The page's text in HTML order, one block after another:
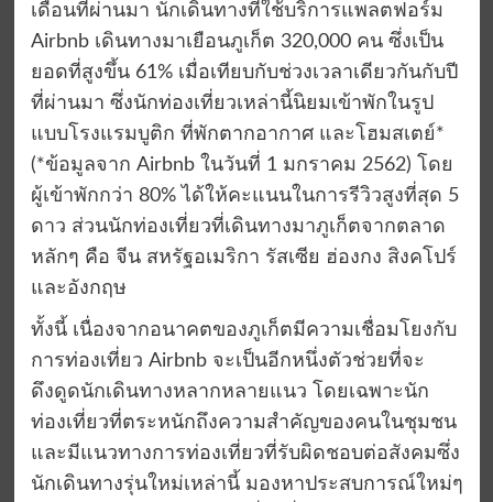
เดือนที่ผ่านมา นักเดินทางที่ใช้บริการแพลตฟอร์ม
Airbnb เดินทางมาเยือนภูเก็ต 320,000 คน ซึ่งเป็น
ยอดที่สูงขึ้น 61% เมื่อเทียบกับช่วงเวลาเดียวกันกับปี
ที่ผ่านมา ซึ่งนักท่องเที่ยวเหล่านี้นิยมเข้าพักในรูป
แบบโรงแรมบูติก ที่พักตากอากาศ และโฮมสเตย์*
(*ข้อมูลจาก Airbnb ในวันที่ 1 มกราคม 2562) โดย
ผู้เข้าพักกว่า 80% ได้ให้คะแนนในการรีวิวสูงที่สุด 5
ดาว ส่วนนักท่องเที่ยวที่เดินทางมาภูเก็ตจากตลาด
หลักๆ คือ จีน สหรัฐอเมริกา รัสเซีย ฮ่องกง สิงคโปร์
และอังกฤษ
ทั้งนี้ เนื่องจากอนาคตของภูเก็ตมีความเชื่อมโยงกับ
การท่องเที่ยว Airbnb จะเป็นอีกหนึ่งตัวช่วยที่จะ
ดึงดูดนักเดินทางหลากหลายแนว โดยเฉพาะนัก
ท่องเที่ยวที่ตระหนักถึงความสำคัญของคนในชุมชน
และมีแนวทางการท่องเที่ยวที่รับผิดชอบต่อสังคมซึ่ง
นักเดินทางรุ่นใหม่เหล่านี้ มองหาประสบการณ์ใหม่ๆ